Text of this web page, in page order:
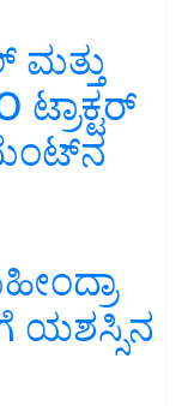
ಟ್ರಾಕ್ಟರ್
ಯಶಸ್ಸಿನ